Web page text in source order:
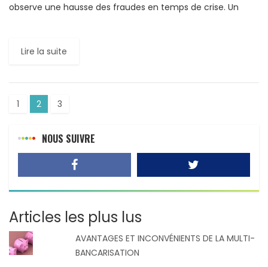
observe une hausse des fraudes en temps de crise. Un
Lire la suite
1 2 3
NOUS SUIVRE
Articles les plus lus
AVANTAGES ET INCONVÉNIENTS DE LA MULTI-
BANCARISATION